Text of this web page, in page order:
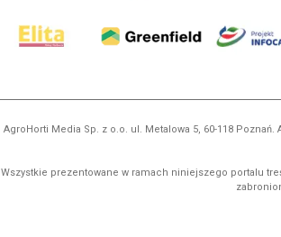
AgroHorti Media Sp. z o.o. ul. Metalowa 5, 60-118
Wszystkie prezentowane w ramach niniejszego portalu